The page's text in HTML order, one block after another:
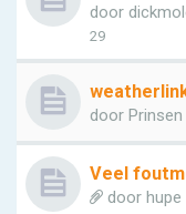
door
29
door Prinsen
Veel
door hupe